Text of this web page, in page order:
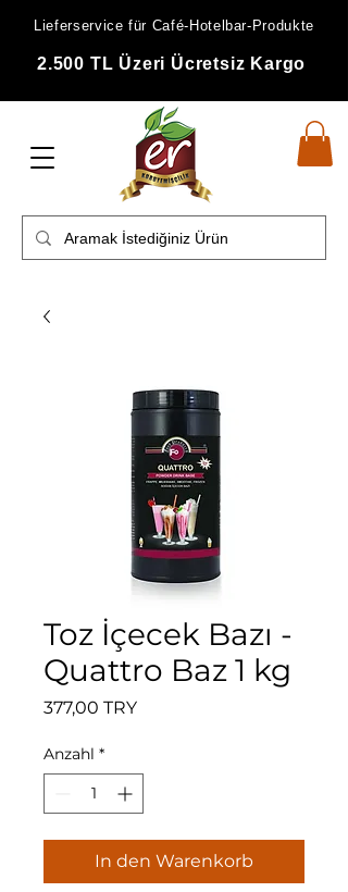
Lieferservice für Café-Hotelbar-Produkte
2.500 TL Üzeri Ücretsiz Kargo
Toz İçecek Bazı -
Quattro Baz 1 kg
377,00 TRYPreis
Anzahl *
In den Warenkorb